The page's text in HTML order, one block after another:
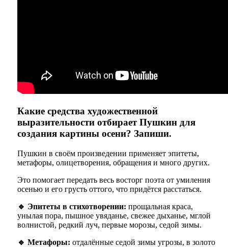
Какие средства художественной
выразительности отбирает Пушкин для
создания картины осени? Запиши.
Пушкин в своём произведении применяет эпитеты,
метафоры, олицетворения, обращения и много других.
Это помогает передать весь восторг поэта от умиления
осенью и его грусть оттого, что придётся расстаться.
🔹 Эпитеты в стихотворении: прощальная краса,
унылая пора, пышное увяданье, свежее дыханье, мглой
волнистой, редкий луч, первые морозы, седой зимы.
🔹 Метафоры: отдалённые седой зимы угрозы, в золото